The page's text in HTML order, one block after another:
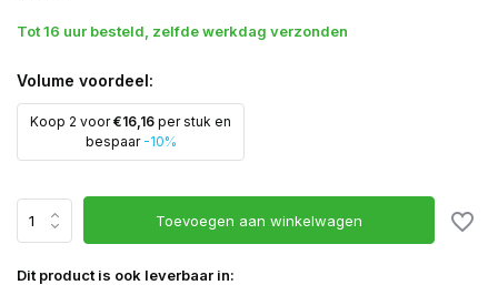
Tot 16 uur besteld, zelfde werkdag verzonden
Volume voordeel:
Koop 2 voor€16,16 per stuk en
bespaar -10%
Toevoegen aan winkelwagen
Dit product is ook leverbaar in: